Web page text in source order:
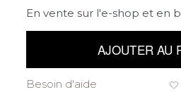
En vente sur l'e-shop et en
AJOUTER AU
Besoin d'aide